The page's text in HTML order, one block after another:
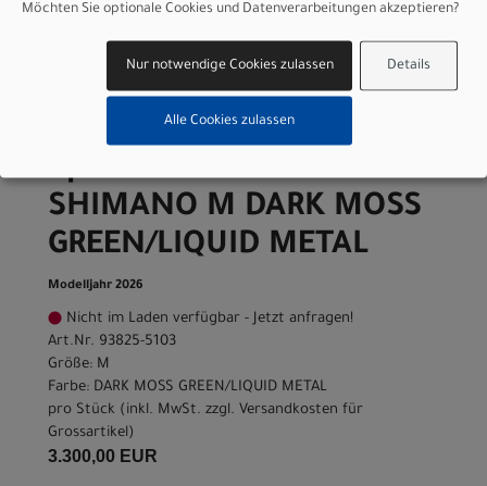
Größe: S
Farbe: DARK MOSS GREEN/LIQUID METAL
pro Stück (inkl. MwSt. zzgl.Versandkosten für
Grossartikel
Specialized CHISEL COMP
SHIMANO M DARK MOSS
GREEN/LIQUID METAL
Modelljahr 2026
Nicht im Laden verfügbar - Jetzt anfragen!
Art.Nr. 93825-5103
Größe: M
Farbe: DARK MOSS GREEN/LIQUID METAL
pro Stück (inkl. MwSt. zzgl. Versandkosten für
Grossartikel)
3.300,00 EUR
Möchten Sie optionale Cookies und Datenverarbeitungen akzeptieren?
Details
Nur notwendige Cookies zulassen
Alle Cookies zulassen